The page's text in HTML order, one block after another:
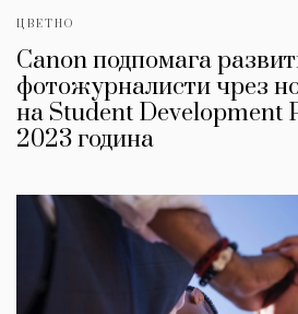
ЦВЕТНО
Canon подпомага
фотожурналисти чрез
на Student Development
2023 година